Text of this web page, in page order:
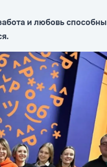
и любовь